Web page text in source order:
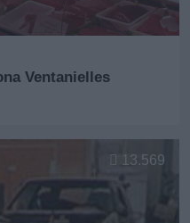
Ventanielles
13.569